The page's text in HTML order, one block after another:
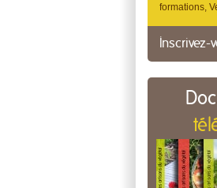
formations,
Inscrivez-